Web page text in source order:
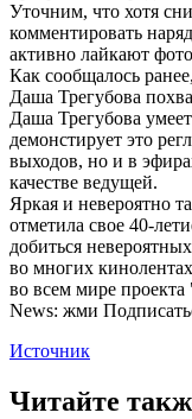
Уточним, что хотя
комментировать
активно лайкают
Как сообщалось
Даша Трегубова
Даша Трегубова
демонстирует это
выходов, но и в
качестве ведущей.
Яркая и невероятно
отметила свое 40-
добиться
во многих
во всем мире
News: жми
Источник
Читайте